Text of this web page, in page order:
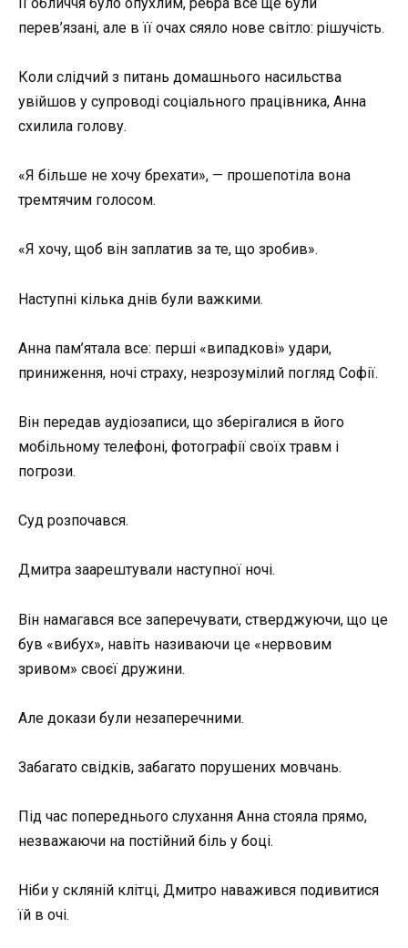
перев’язані, але в її очах сяяло нове світло: рішучість.
Коли слідчий з питань домашнього насильства
увійшов у супроводі соціального працівника, Анна
схилила голову.
«Я більше не хочу брехати», — прошепотіла вона
тремтячим голосом.
«Я хочу, щоб він заплатив за те, що зробив».
Наступні кілька днів були важкими.
Анна пам’ятала все: перші «випадкові» удари,
приниження, ночі страху, незрозумілий погляд Софії.
Він передав аудіозаписи, що зберігалися в його
мобільному телефоні, фотографії своїх травм і
погрози.
Суд розпочався.
Дмитра заарештували наступної ночі.
Він намагався все заперечувати, стверджуючи, що це
був «вибух», навіть називаючи це «нервовим
зривом» своєї дружини.
Але докази були незаперечними.
Забагато свідків, забагато порушених мовчань.
Під час попереднього слухання Анна стояла прямо,
незважаючи на постійний біль у боці.
Ніби у скляній клітці, Дмитро наважився подивитися
їй в очі.